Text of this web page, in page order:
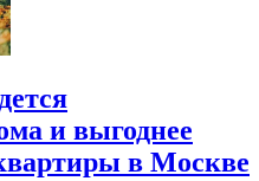
и выгоднее
в Москве